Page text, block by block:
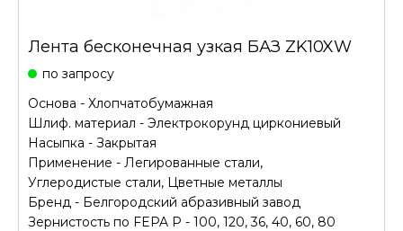
Лента бесконечная узкая БАЗ ZK10XW
по запросу
Основа - Хлопчатобумажная
Шлиф. материал - Электрокорунд циркониевый
Насыпка - Закрытая
Применение - Легированные стали,
Углеродистые стали, Цветные металлы
Бренд - Белгородский абразивный завод
Зернистость по FEPA P - 100, 120, 36, 40, 60, 80